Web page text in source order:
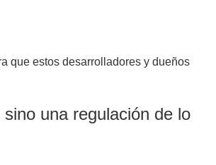
que estos desarrolladores y dueños
una regulación de lo